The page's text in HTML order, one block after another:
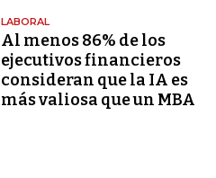
LABORAL
Al menos 86% de los
ejecutivos financieros
consideran que la IA es
más valiosa que un MBA